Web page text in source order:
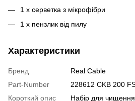
1 x серветка з мікрофібри
1 x пензлик від пилу
Характеристики
Бренд
Real Cable
Part-Number
228612 CKB 200
Короткий опис
Набір для